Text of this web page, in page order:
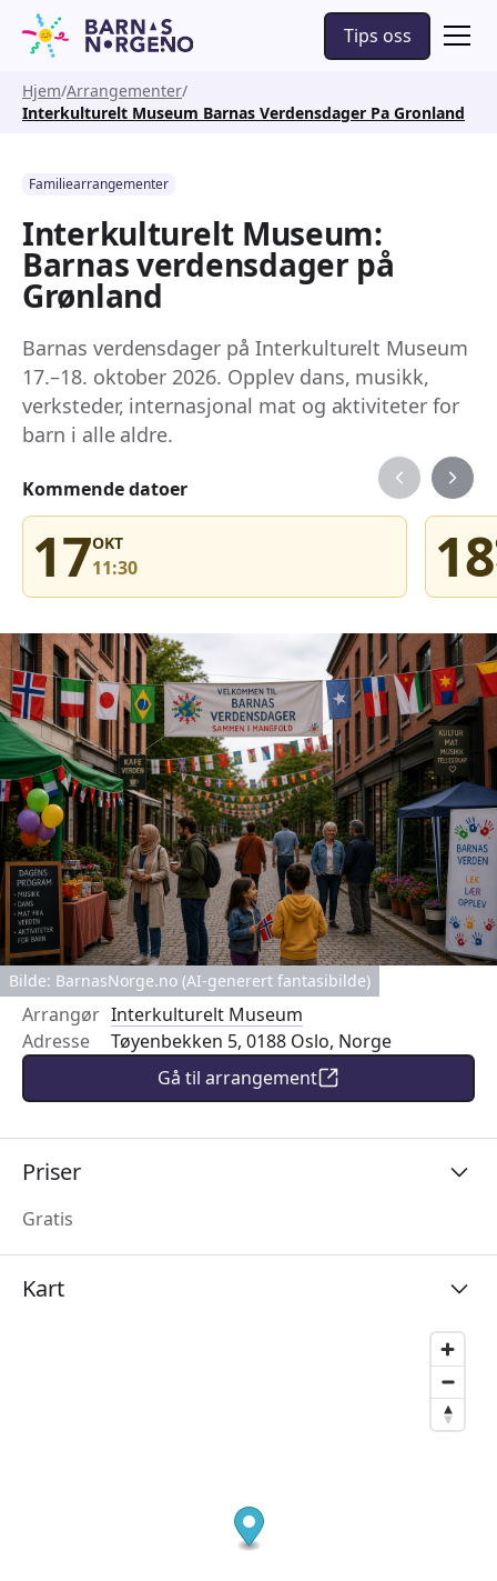
Tips oss
Hjem Arrangementer
Interkulturelt Museum Barnas Verdensdager Pa Gronland
Familiearrangementer
Interkulturelt Museum:
Barnas verdensdager på
Grønland
Barnas verdensdager på Interkulturelt Museum
17.–18. oktober 2026. Opplev dans, musikk,
verksteder, internasjonal mat og aktiviteter for
barn i alle aldre.
Kommende datoer
17OKT
11:30 18
Bilde: BarnasNorge.no (AI-generert fantasibilde)
Arrangør Interkulturelt Museum
Adresse
Tøyenbekken 5, 0188 Oslo, Norge
Gå til arrangement
Priser
Gratis
Kart